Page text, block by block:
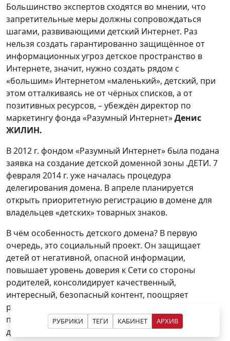
РУБРИКИ ТЕГИ КАБИНЕТ АРХИВ
Большинство экспертов сходятся во мнении, что
запретительные меры должны сопровождаться
шагами, развивающими детский Интернет. Раз
нельзя создать гарантированно защищённое от
информационных угроз детское пространство в
Интернете, значит, нужно создать рядом с
«большим» Интернетом «маленький», детский, при
этом отталкиваясь не от чёрных списков, а от
позитивных ресурсов, – убеждён директор по
маркетингу фонда «Разумный Интернет»Денис
ЖИЛИН.
В 2012 г. фондом «Разумный Интернет» была подана
заявка на создание детской доменной зоны .ДЕТИ. 7
февраля 2014 г. уже началась процедура
делегирования домена. В апреле планируется
открыть приоритетную регистрацию в домене для
владельцев «детских» товарных знаков.
В чём особенность детского домена? В первую
очередь, это социальный проект. Он защищает
детей от негативной, опасной информации,
повышает уровень доверия к Сети со стороны
родителей, консолидирует качественный,
интересный, безопасный контент, поощряет
развитие детских ресурсов. Домен призван стать
платформой, объединяющей русскоязычные сайты
для детей и их родителей.